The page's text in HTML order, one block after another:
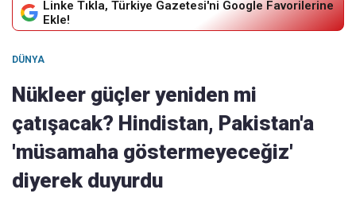
Linke Tıkla, Türkiye Gazetesi'ni Google Favorilerine
Ekle!
DÜNYA
Nükleer güçler yeniden mi
çatışacak? Hindistan, Pakistan'a
'müsamaha göstermeyeceğiz'
diyerek duyurdu